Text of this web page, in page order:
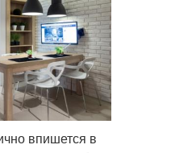
впишется в